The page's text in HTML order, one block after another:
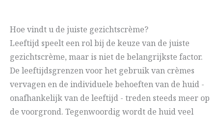
Hoe vindt u de juiste gezichtscrème?
Leeftijd speelt een rol bij de keuze van de juiste
gezichtscrème, maar is niet de belangrijkste factor.
De leeftijdsgrenzen voor het gebruik van crèmes
vervagen en de individuele behoeften van de huid -
onafhankelijk van de leeftijd - treden steeds meer op
de voorgrond. Tegenwoordig wordt de huid veel